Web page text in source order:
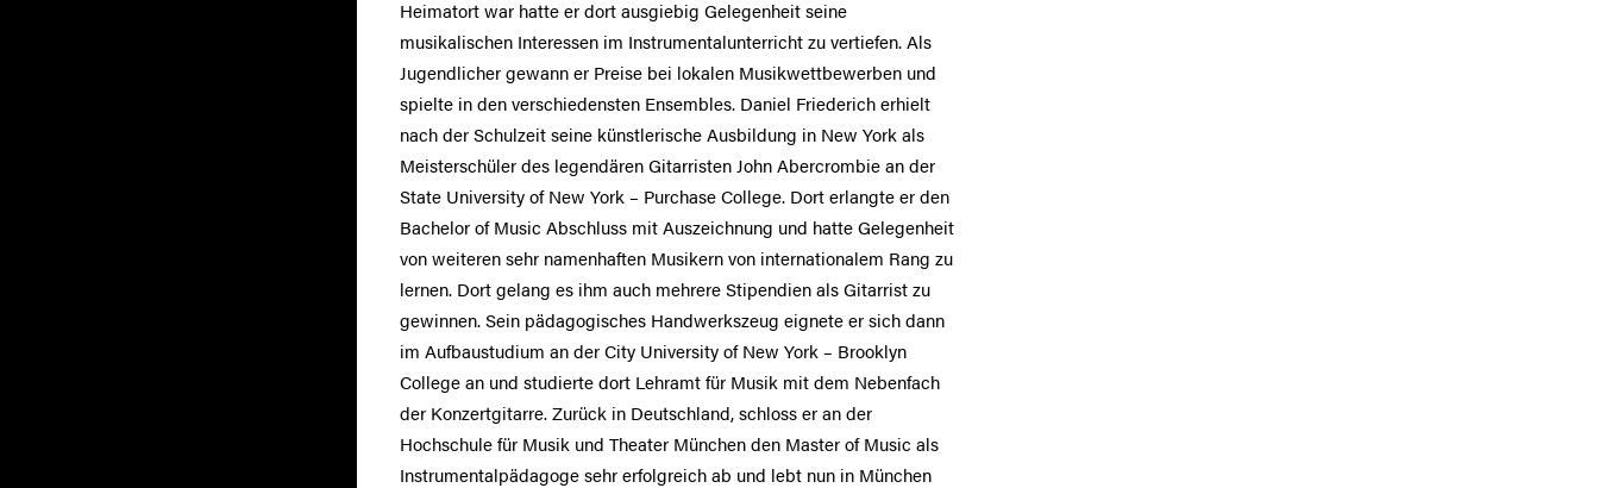
Heimatort war hatte er dort ausgiebig Gelegenheit seine
musikalischen Interessen im Instrumentalunterricht zu vertiefen. Als
Jugendlicher gewann er Preise bei lokalen Musikwettbewerben und
spielte in den verschiedensten Ensembles. Daniel Friederich erhielt
nach der Schulzeit seine künstlerische Ausbildung in New York als
Meisterschüler des legendären Gitarristen John Abercrombie an der
State University of New York – Purchase College. Dort erlangte er den
Bachelor of Music Abschluss mit Auszeichnung und hatte Gelegenheit
von weiteren sehr namenhaften Musikern von internationalem Rang zu
lernen. Dort gelang es ihm auch mehrere Stipendien als Gitarrist zu
gewinnen. Sein pädagogisches Handwerkszeug eignete er sich dann
im Aufbaustudium an der City University of New York – Brooklyn
College an und studierte dort Lehramt für Musik mit dem Nebenfach
der Konzertgitarre. Zurück in Deutschland, schloss er an der
Hochschule für Musik und Theater München den Master of Music als
Instrumentalpädagoge sehr erfolgreich ab und lebt nun in München